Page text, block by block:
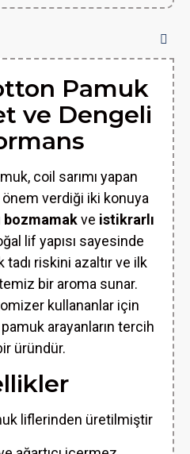
Pamuk
ve Dengeli
coil sarımı yapan
önem verdiği iki konuya
bozmamakve istikrarlı
lif yapısı sayesinde
tadı riskini azaltır ve ilk
bir aroma sunar.
kullananlar için
arayanların tercih
üründür.
liflerinden üretilmiştir